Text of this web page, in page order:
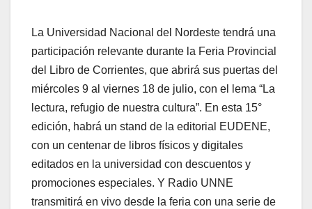
La Universidad Nacional del Nordeste tendrá una
participación relevante durante la Feria Provincial
del Libro de Corrientes, que abrirá sus puertas del
miércoles 9 al viernes 18 de julio, con el lema “La
lectura, refugio de nuestra cultura”. En esta 15°
edición, habrá un stand de la editorial EUDENE,
con un centenar de libros físicos y digitales
editados en la universidad con descuentos y
promociones especiales. Y Radio UNNE
transmitirá en vivo desde la feria con una serie de